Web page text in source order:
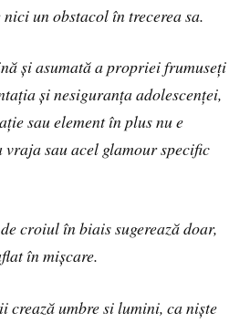
un obstacol în trecerea sa.
și asumată a propriei frumuseți
și nesiguranța adolescenței,
sau element în plus nu e
vraja sau acel glamour specific
croiul în biais sugerează doar,
în mișcare.
crează umbre si lumini, ca niște